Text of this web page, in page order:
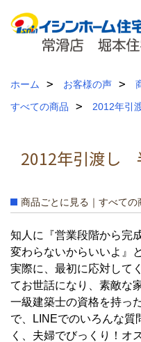
ホーム お客様の声
すべての商品
2012年引
2012年引渡し
商品ごとに見る｜すべての
知人に『営業段階から完
変わらないからいいよ』
実際に、最初に応対して
てお世話になり、素敵な
一級建築士の資格を持っ
で、LINEでのいろんな質
く、夫婦でびっくり！オ